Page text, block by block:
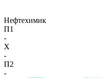
Нефтехимик
П1
-
X
-
П2
-